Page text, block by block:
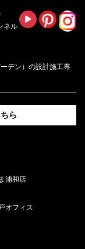
ネル
デン）の設計施工専
ら
浦和店
オフィス